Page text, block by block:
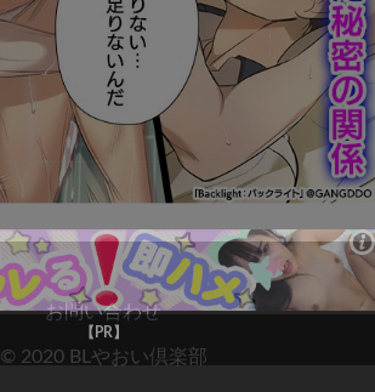
お問い合わせ
© 2020 BLやおい倶楽部